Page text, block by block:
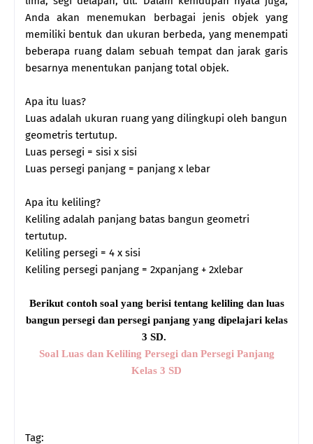
Anda akan menemukan berbagai jenis objek yang
memiliki bentuk dan ukuran berbeda, yang menempati
beberapa ruang dalam sebuah tempat dan jarak garis
besarnya menentukan panjang total objek.
Apa itu luas?
Luas adalah ukuran ruang yang dilingkupi oleh bangun
geometris tertutup.
Luas persegi = sisi x sisi
Luas persegi panjang = panjang x lebar
Apa itu keliling?
Keliling adalah panjang batas bangun geometri
tertutup.
Keliling persegi = 4 x sisi
Keliling persegi panjang = 2xpanjang + 2xlebar
Berikut contoh soal yang berisi tentang keliling dan luas
bangun persegi dan persegi panjang yang dipelajari kelas
3 SD.
Soal Luas dan Keliling Persegi dan Persegi Panjang
Kelas 3 SD
Tag: